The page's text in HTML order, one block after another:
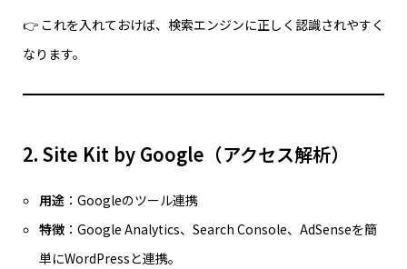
👉 これを入れておけば、検索エンジンに正しく認識されやすく
なります。
2. Site Kit by Google（アクセス解析）
用途 ：Googleのツール連携
特徴 ：Google Analytics、Search Console、AdSenseを簡
単にWordPressと連携。